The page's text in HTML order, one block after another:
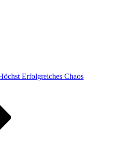
Erfolgreiches Chaos